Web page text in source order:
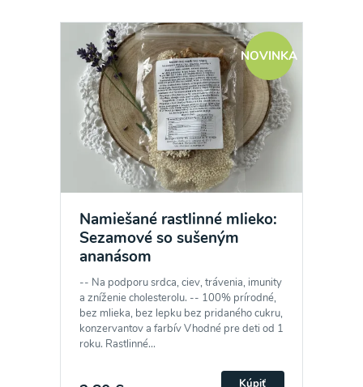
NOVINKA
Namiešané rastlinné mlieko:
Sezamové so sušeným
ananásom
-- Na podporu srdca, ciev, trávenia, imunity
a zníženie cholesterolu. -- 100% prírodné,
bez mlieka, bez lepku bez pridaného cukru,
konzervantov a farbív Vhodné pre deti od 1
roku. Rastlinné...
Kúpiť